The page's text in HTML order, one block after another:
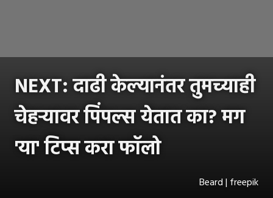
NEXT: दाढी केल्यानंतर तुमच्याही
चेहऱ्यावर पिंपल्स येतात का? मग
'या' टिप्स करा फॉलो
Beard | freepik